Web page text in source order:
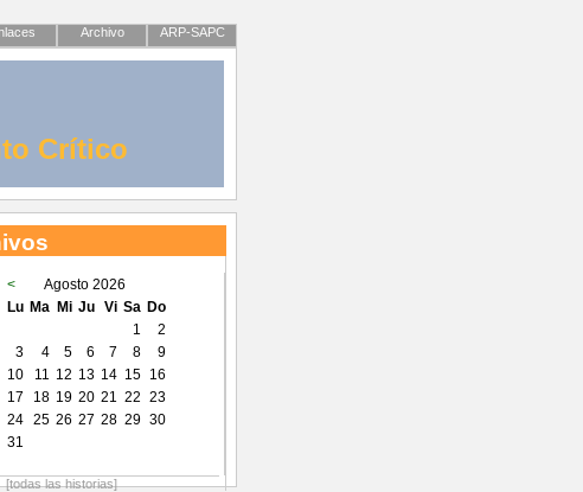
Archivo ARP-SAPC
Crítico
<
Agosto 2026
Lu Ma Mi Ju Vi Sa Do
1
2
3
4 5 6 7 8
9
10
11 12 13 14 15
16
17
18 19 20 21 22 23
24
25 26 27 28 29 30
31
[todas las historias]